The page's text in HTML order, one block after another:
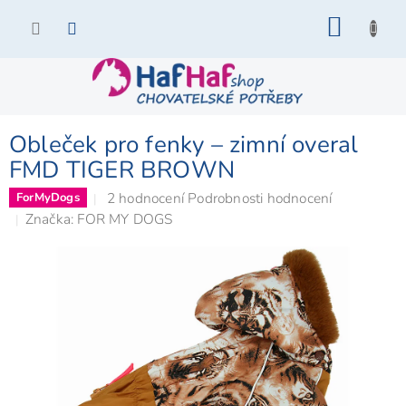
Obleček pro fenky – zimní overal
FMD TIGER BROWN
ForMyDogs
Průměrné
hodnocení
2 hodnocení Podrobnosti hodnocení
Značka: FOR MY DOGS